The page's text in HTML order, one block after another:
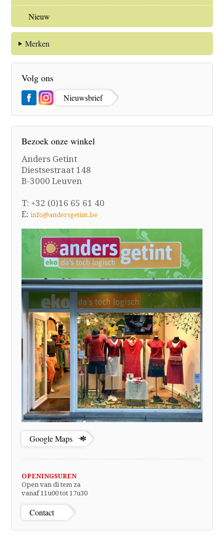
Nieuw
Merken
Volg ons
Nieuwsbrief
Bezoek onze winkel
Anders Getint
Diestsestraat 148
B-3000 Leuven
T: +32 (0)16 65 61 40
E:info@andersgetint.be
Google Maps
OPENINGSUREN
Open van di tem za
vanaf 11u00 tot 17u30
Contact